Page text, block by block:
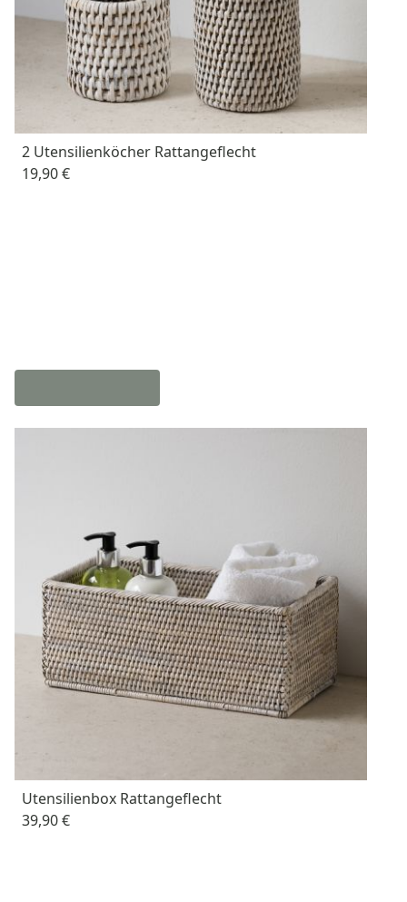
2 Utensilienköcher Rattangeflecht
19,90 €
Utensilienbox Rattangeflecht
39,90 €